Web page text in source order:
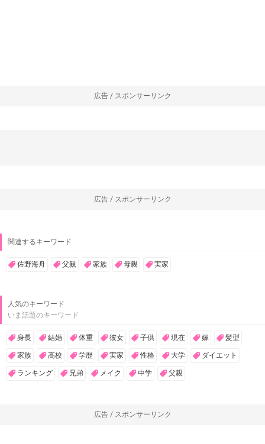
広告 / スポンサーリンク
広告 / スポンサーリンク
関連するキーワード
佐野海舟 父親 家族 母親 実家
人気のキーワード
いま話題のキーワード
身長 結婚 体重 彼女 子供 現在 嫁 髪型
家族 高校 学歴 実家 性格 大学 ダイエット
ランキング 兄弟 メイク 中学 父親
広告 / スポンサーリンク